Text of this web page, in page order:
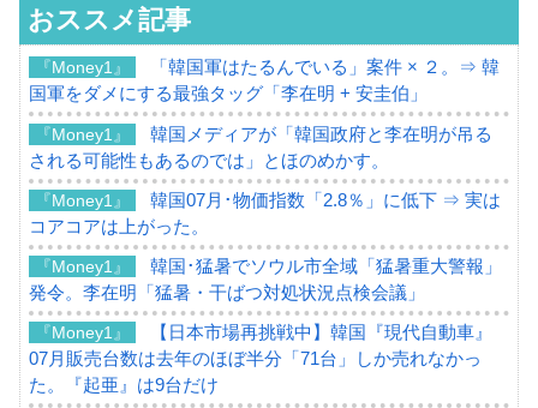
おススメ記事
『Money1』
「韓国軍はたるんでいる」案件 × ２。⇒ 韓
国軍をダメにする最強タッグ「李在明 + 安圭伯」
『Money1』
韓国メディアが「韓国政府と李在明が吊る
される可能性もあるのでは」とほのめかす。
『Money1』
韓国07月･物価指数「2.8％」に低下 ⇒ 実は
コアコアは上がった。
『Money1』
韓国･猛暑でソウル市全域「猛暑重大警報」
発令。李在明「猛暑・干ばつ対処状況点検会議」
『Money1』
【日本市場再挑戦中】韓国『現代自動車』
07月販売台数は去年のほぼ半分「71台」しか売れなかっ
た。『起亜』は9台だけ